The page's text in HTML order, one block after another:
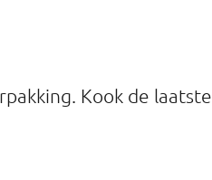
Kook de laatste